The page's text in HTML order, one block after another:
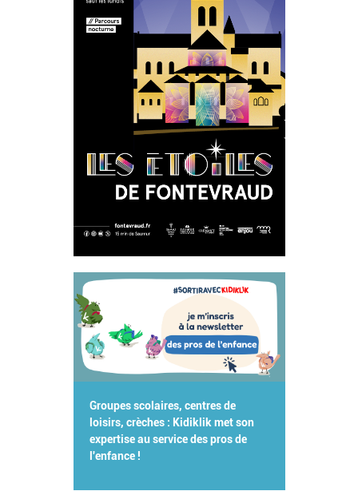
Groupes scolaires, centres de
loisirs, crèches : Kidiklik met son
expertise au service des pros de
l'enfance !